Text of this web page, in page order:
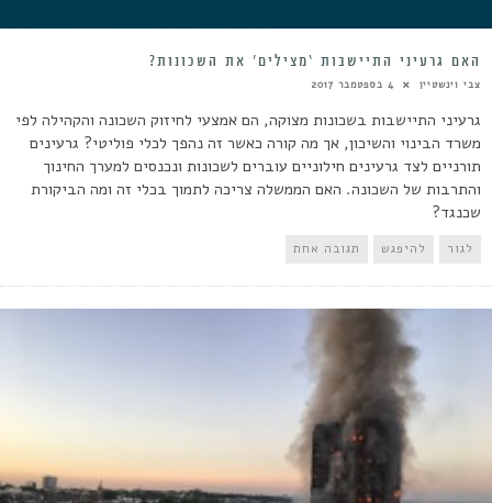
האם גרעיני התיישבות ‘מצילים’ את השכונות?
צבי וינשטיין 4 בספטמבר 2017
גרעיני התיישבות בשכונות מצוקה, הם אמצעי לחיזוק השכונה והקהילה לפי
משרד הבינוי והשיכון, אך מה קורה כאשר זה נהפך לכלי פוליטי? גרעינים
תורניים לצד גרעינים חילוניים עוברים לשכונות ונכנסים למערך החינוך
והתרבות של השכונה. האם הממשלה צריכה לתמוך בכלי זה ומה הביקורת
שכנגד?
לגור להיפגש תגובה אחת